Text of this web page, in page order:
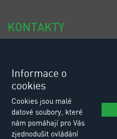
KONTAKTY
tel.: +420 318 494 100
e-email: eurositex@eurositex.cz
Euro SITEX s.r.o.
K Podlesí 630, 261 01 Příbram VI
Česká republika
Informace o
cookies
Cookies jsou malé
datové soubory, které
nám pomáhají pro Vás
zjednodušit ovládání